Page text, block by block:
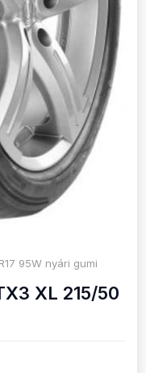
95W nyári gumi
XL 215/50